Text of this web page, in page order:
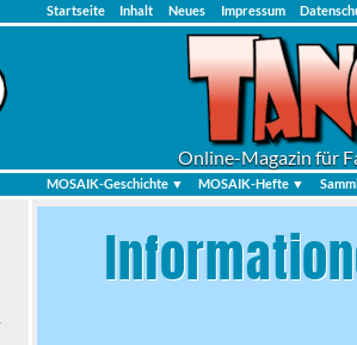
Startseite Inhalt Neues Impressum
Online-Magazin für
MOSAIK-Geschichte ▼ MOSAIK-Hefte ▼